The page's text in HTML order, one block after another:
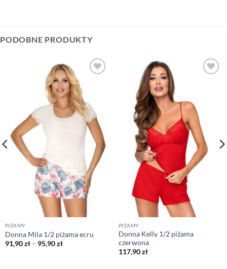
PODOBNE PRODUKTY
PIŻAMY
Donna Mila 1/2 piżama ecru
91,90zł – 95,90złZakres
PIŻAMY
Donna Kelly 1/2 piżama
czerwona
117,90zł